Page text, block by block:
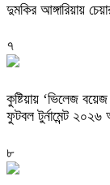
দুমকির আঙ্গারিয়ায়
৭
কুষ্টিয়ায় ‘ভিলেজ
ফুটবল টুর্নামেন্ট ২০২৬
৮